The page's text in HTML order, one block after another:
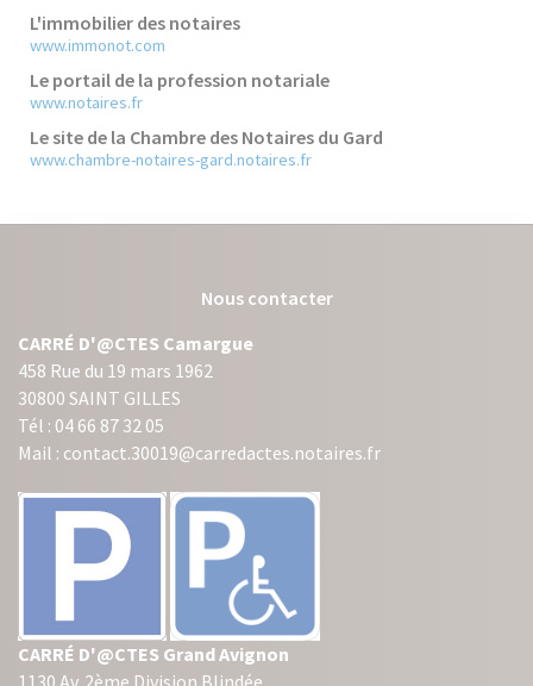
L'immobilier des notaires
www.immonot.com
Le portail de la profession notariale
www.notaires.fr
Le site de la Chambre des Notaires du Gard
www.chambre-notaires-gard.notaires.fr
Nous contacter
CARRÉ D'@CTES Camargue
458 Rue du 19 mars 1962
30800 SAINT GILLES
Tél : 04 66 87 32 05
Mail : contact.30019@carredactes.notaires.fr
CARRÉ D'@CTES Grand Avignon